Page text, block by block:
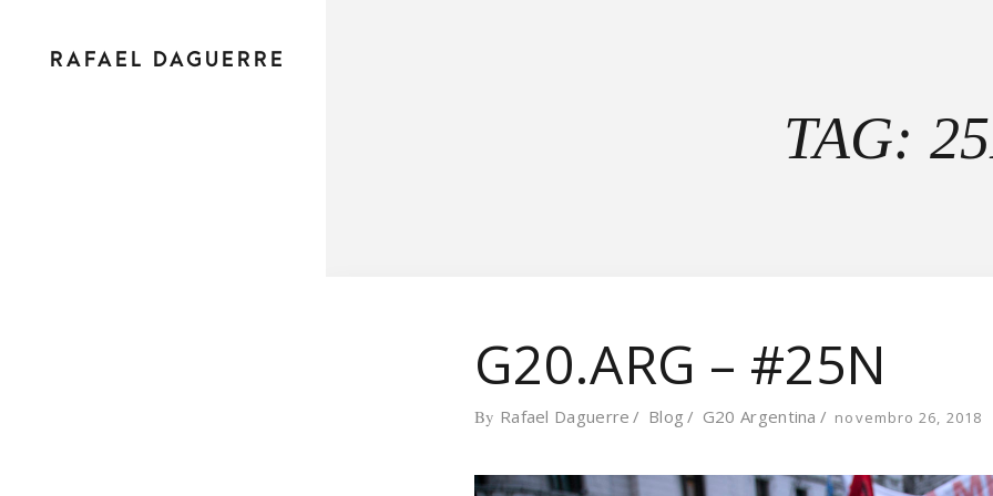
RAFAEL DAGUERRE
TAG:
G20.ARG – #25N
By Rafael Daguerre Blog G20 Argentina novembro 26, 2018